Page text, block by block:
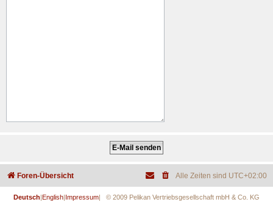
Foren-Übersicht Alle Zeiten sind UTC+02:00
Deutsch|English|Impressum| © 2009 Pelikan Vertriebsgesellschaft mbH & Co. KG